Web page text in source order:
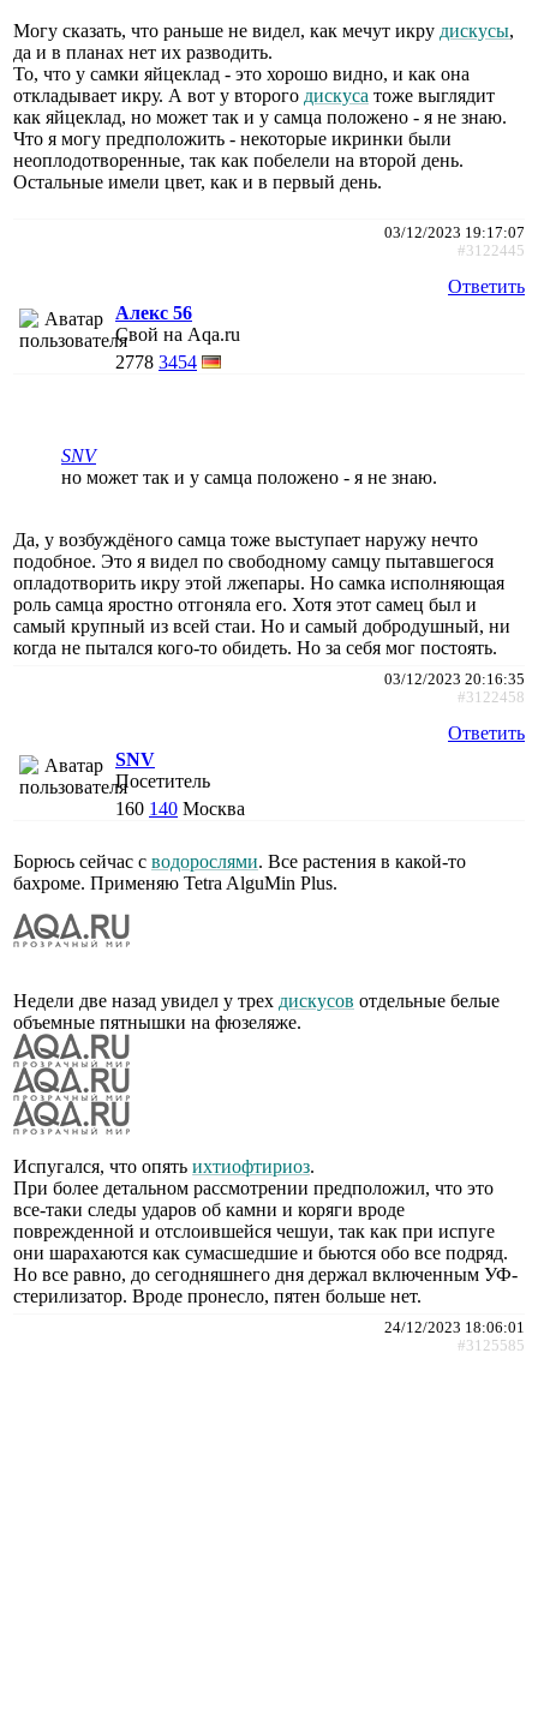
Могу сказать, что раньше не видел, как мечут икру дискусы,
да и в планах нет их разводить.
То, что у самки яйцеклад - это хорошо видно, и как она
откладывает икру. А вот у второго дискуса тоже выглядит
как яйцеклад, но может так и у самца положено - я не знаю.
Что я могу предположить - некоторые икринки были
неоплодотворенные, так как побелели на второй день.
Остальные имели цвет, как и в первый день.
03/12/2023 19:17:07
#3122445
Ответить
Алекс 56
Свой на Aqa.ru
2778 3454
SNV
но может так и у самца положено - я не знаю.
Да, у возбуждёного самца тоже выступает наружу нечто
подобное. Это я видел по свободному самцу пытавшегося
опладотворить икру этой лжепары. Но самка исполняющая
роль самца яростно отгоняла его. Хотя этот самец был и
самый крупный из всей стаи. Но и самый добродушный, ни
когда не пытался кого-то обидеть. Но за себя мог постоять.
03/12/2023 20:16:35
#3122458
Ответить
SNV
Посетитель
160 140 Москва
Борюсь сейчас с водорослями. Все растения в какой-то
бахроме. Применяю Tetra AlguMin Plus.
Недели две назад увидел у трех дискусов отдельные белые
объемные пятнышки на фюзеляже.
Испугался, что опять ихтиофтириоз.
При более детальном рассмотрении предположил, что это
все-таки следы ударов об камни и коряги вроде
поврежденной и отслоившейся чешуи, так как при испуге
они шарахаются как сумасшедшие и бьются обо все подряд.
Но все равно, до сегодняшнего дня держал включенным УФ-
стерилизатор. Вроде пронесло, пятен больше нет.
24/12/2023 18:06:01
#3125585